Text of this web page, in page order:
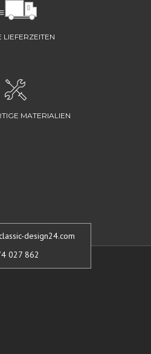
LIEFERZEITEN
MATERIALIEN
design24.com
027 862